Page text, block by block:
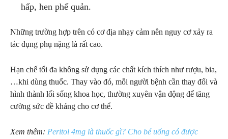
hấp, hen phế quản.
Những trường hợp trên có cơ địa nhạy cảm nên nguy cơ xảy ra
tác dụng phụ nặng là rất cao.
Hạn chế tối đa không sử dụng các chất kích thích như rượu, bia,
…khi dùng thuốc. Thay vào đó, mỗi người bệnh cần thay đổi và
hình thành lối sống khoa học, thường xuyên vận động để tăng
cường sức đề kháng cho cơ thể.
Xem thêm: Peritol 4mg là thuốc gì? Cho bé uống có được